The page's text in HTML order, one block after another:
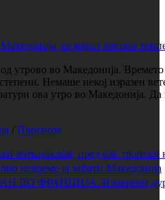
се мерат високи
утрово во Македонија. Времето
Немаше некој изразен
ова утро во Македонија.
/ Прогноза
антициклон, пред нас тропски
невреме ја зафати Македонија
ФРАНЦИЈА: Измерени дури